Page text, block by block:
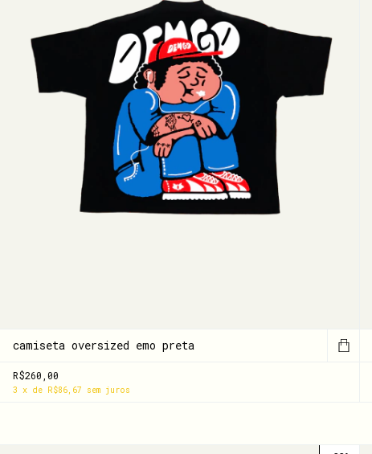
camiseta oversized emo preta
R$260,00
3 x de R$86,67 sem juros